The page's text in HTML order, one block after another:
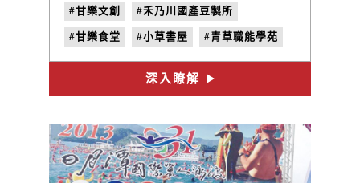
#甘樂文創
#禾乃川國產豆製所
#甘樂食堂 #小草書屋 #青草職能學苑
#三峽 #林峻丞 #人才招募 #職缺
深入瞭解